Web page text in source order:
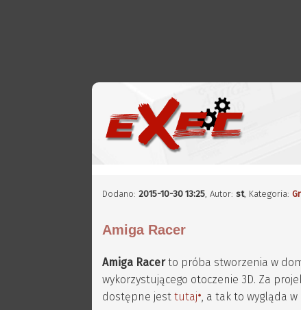
Dodano:2015-10-30 13:25,Autor:st, Kategoria:
Amiga Racer
Amiga Racerto próba stworzenia w
wykorzystującego otoczenie 3D. Za
dostępne jesttutaj , a tak to wygląda w